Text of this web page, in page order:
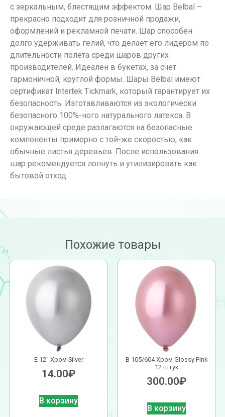
с зеркальным, блестящим эффектом. Шар Belbal –
прекрасно подходит для розничной продажи,
оформлений и рекламной печати. Шар способен
долго удерживать гелий, что делает его лидером по
длительности полета среди шаров других
производителей. Идеален в букетах, за счет
гармоничной, круглой формы. Шары Belbal имеют
сертификат Intertek Tickmark, который гарантирует их
безопасность. Изготавливаются из экологически
безопасного 100%-ного натурального латекса. В
окружающей среде разлагаются на безопасные
компоненты примерно с той-же скоростью, как
обычные листья деревьев. После использования
шар рекомендуется лопнуть и утилизировать как
бытовой отход.
Похожие товары
Е 12″ Хром Silver
14.00₽
В корзину
В 105/604 Хром Glossy Pink
12 штук
300.00₽
В корзину